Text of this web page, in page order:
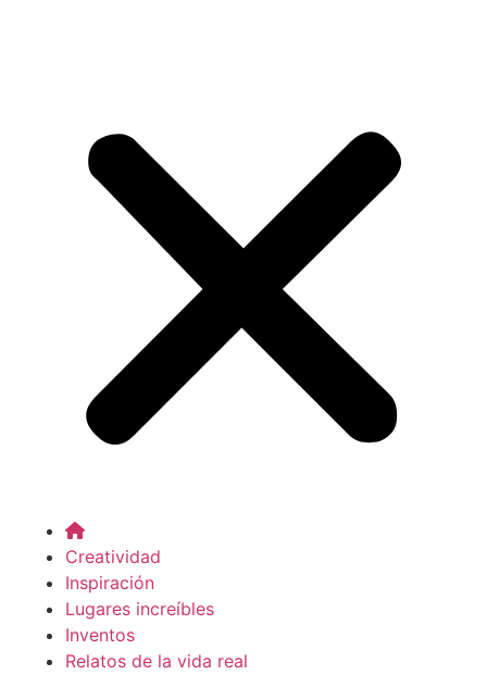
Creatividad
Inspiración
Lugares increíbles
Inventos
Relatos de la vida real